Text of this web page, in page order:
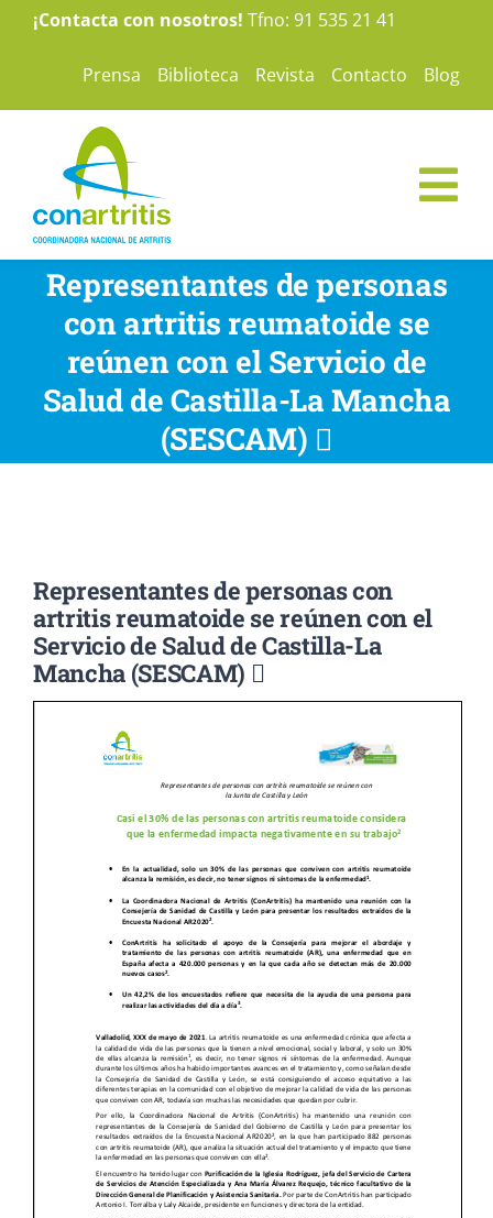
Saltar¡Contacta con nosotros! Tfno: 91 535 21 41
Prensa Biblioteca Revista Contacto Blog
ConArtritis
Te ayudamos
Colabora
Asóciate
Representantes de personas
con artritis reumatoide se
reúnen con el Servicio de
Salud de Castilla-La Mancha
(SESCAM) 
Representantes de personas con
artritis reumatoide se reúnen con el
Servicio de Salud de Castilla-La
Mancha (SESCAM) 